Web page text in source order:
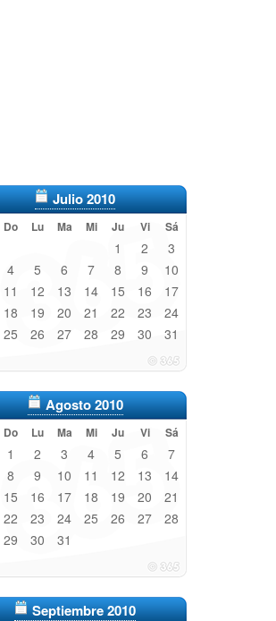
Julio 2010
Do Lu Ma Mi Ju Vi Sá
1 2 3
4 5 6 7 8 9 10
11 12 13 14 15 16 17
18 19 20 21 22 23 24
25 26 27 28 29 30 31
Agosto 2010
Do Lu Ma Mi Ju Vi Sá
1 2 3 4 5 6 7
8 9 10 11 12 13 14
15 16 17 18 19 20 21
22 23 24 25 26 27 28
29 30 31
Septiembre 2010